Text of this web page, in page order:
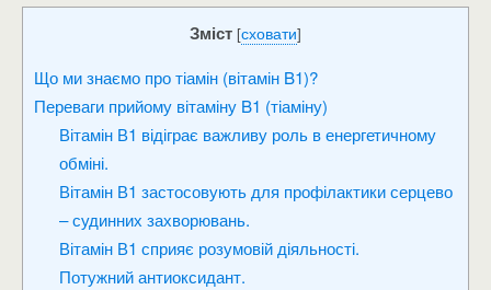
Зміст [сховати]
Що ми знаємо про тіамін (вітамін B1)?
Переваги прийому вітаміну B1 (тіаміну)
Вітамін В1 відіграє важливу роль в енергетичному
обміні.
Вітамін В1 застосовують для профілактики серцево
– судинних захворювань.
Вітамін В1 сприяє розумовій діяльності.
Потужний антиоксидант.